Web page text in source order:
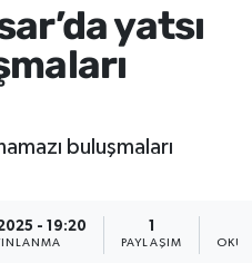
yatsı
buluşmaları
- 19:20
PAYLAŞIM